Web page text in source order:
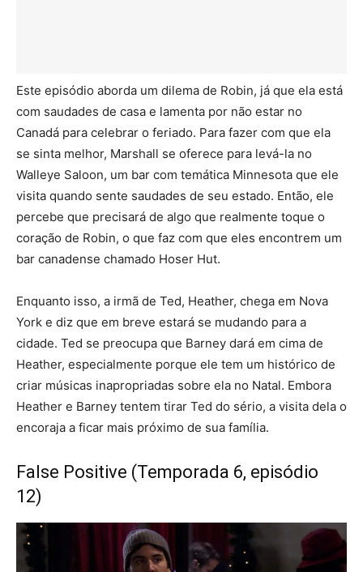
Este episódio aborda um dilema de Robin, já que ela está
com saudades de casa e lamenta por não estar no
Canadá para celebrar o feriado. Para fazer com que ela
se sinta melhor, Marshall se oferece para levá-la no
Walleye Saloon, um bar com temática Minnesota que ele
visita quando sente saudades de seu estado. Então, ele
percebe que precisará de algo que realmente toque o
coração de Robin, o que faz com que eles encontrem um
bar canadense chamado Hoser Hut.
Enquanto isso, a irmã de Ted, Heather, chega em Nova
York e diz que em breve estará se mudando para a
cidade. Ted se preocupa que Barney dará em cima de
Heather, especialmente porque ele tem um histórico de
criar músicas inapropriadas sobre ela no Natal. Embora
Heather e Barney tentem tirar Ted do sério, a visita dela o
encoraja a ficar mais próximo de sua família.
False Positive (Temporada 6, episódio
12)